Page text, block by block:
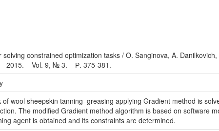
constrained optimization tasks / O. Sanginova, A.
2015. – Vol. 9, № 3. – Р. 375-381.
wool sheepskin tanning–greasing applying Gradient method is
The modified Gradient method algorithm is based on software
agent is obtained and its constraints are determined.